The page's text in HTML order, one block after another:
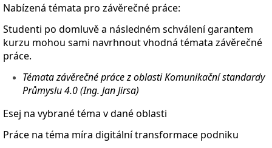
Nabízená témata pro závěrečné práce:
Studenti po domluvě a následném schválení garantem
kurzu mohou sami navrhnout vhodná témata závěrečné
práce.
Témata závěrečné práce z oblasti Komunikační standardy
Průmyslu 4.0 (Ing. Jan Jirsa)
Esej na vybrané téma v dané oblasti
Práce na téma míra digitální transformace podniku